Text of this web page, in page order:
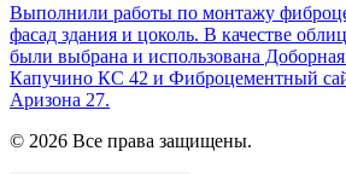
Выполнили работы по монтажу
фасад здания и цоколь. В качестве
были выбрана и использована
Капучино КС 42 и Фиброцементный
Аризона 27.
© 2026 Все права защищены.